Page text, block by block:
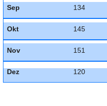
Sep 134
Okt 145
Nov 151
Dez 120